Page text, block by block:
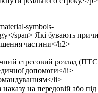
symbols-
span> Які бувають
частини</h2>
стресовий розлад
допомоги</li>
li>
на передовій або під